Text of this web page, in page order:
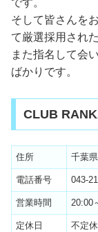
です。
そして皆さんを
て厳選採用され
また指名して会
ばかりです。
CLUB
住所 千葉
電話番号 043-
営業時間 20:00
定休日 不定休